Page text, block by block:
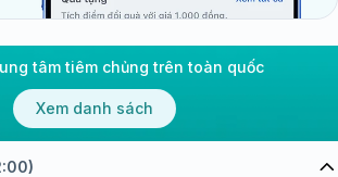
tâm tiêm chủng trên toàn quốc
Xem danh sách